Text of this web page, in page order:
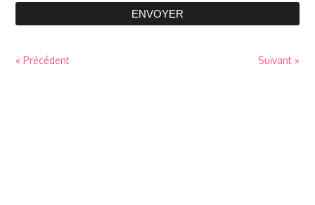
ENVOYER
« Précédent Suivant »